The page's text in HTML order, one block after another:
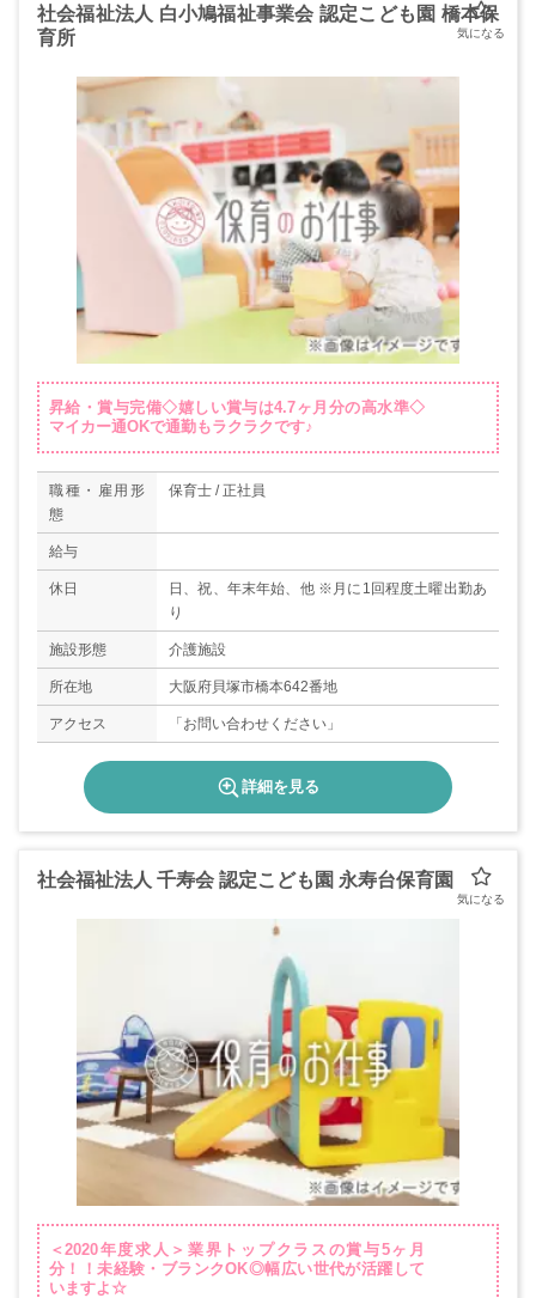
社会福祉法人 白小鳩福祉事業会 認定こども園 橋本保
育所
昇給・賞与完備◇嬉しい賞与は4.7ヶ月分の高水準◇
マイカー通OKで通勤もラクラクです♪
職種・雇用形
態
保育士 / 正社員
給与
休日
日、祝、年末年始、他 ※月に1回程度土曜出勤あ
り
施設形態 介護施設
所在地 大阪府貝塚市橋本642番地
アクセス 「お問い合わせください」
詳細を見る
社会福祉法人 千寿会 認定こども園 永寿台保育園
＜2020年度求人＞業界トップクラスの賞与5ヶ月
分！！未経験・ブランクOK◎幅広い世代が活躍して
いますよ☆